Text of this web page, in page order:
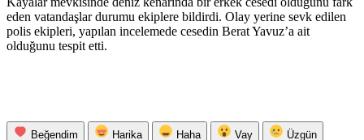
eden vatandaşlar durumu ekiplere bildirdi. Olay yerine sevk edilen
polis ekipleri, yapılan incelemede cesedin Berat Yavuz’a ait
olduğunu tespit etti.
Beğendim Harika Haha Vay
Üzgün